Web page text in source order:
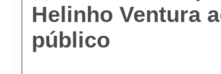
Helinho Ventura
público